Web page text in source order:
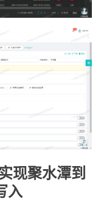
现聚水潭到
入